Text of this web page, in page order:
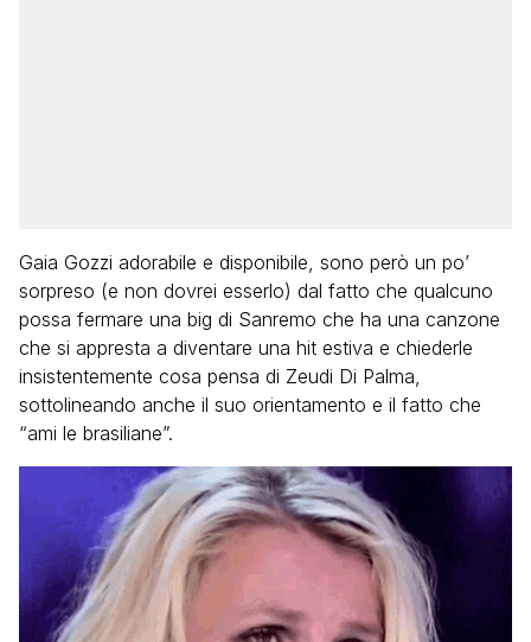
Gaia Gozzi adorabile e disponibile, sono però un po’
sorpreso (e non dovrei esserlo) dal fatto che qualcuno
possa fermare una big di Sanremo che ha una canzone
che si appresta a diventare una hit estiva e chiederle
insistentemente cosa pensa di Zeudi Di Palma,
sottolineando anche il suo orientamento e il fatto che
“ami le brasiliane”.